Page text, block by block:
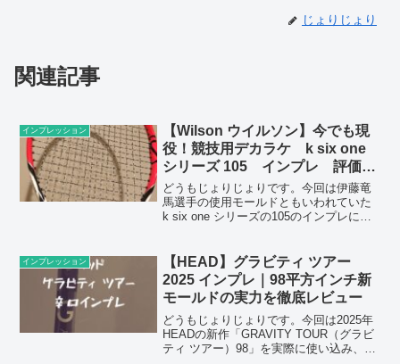
じょりじょり
関連記事
インプレッション
【Wilson ウイルソン】今でも現
役！競技用デカラケ k six one
シリーズ 105 インプレ 評価
レビュー 感想 名作
どうもじょりじょりです。今回は伊藤竜
馬選手の使用モールドともいわれていた
k six one シリーズの105のインプレにな
ルドですね。ポイント・このモールドか
BLXが...
インプレッション
【HEAD】グラビティ ツアー
2025 インプレ｜98平方インチ新
モールドの実力を徹底レビュー
どうもじょりじょりです。今回は2025年
HEADの新作「GRAVITY TOUR（グラビ
ティ ツアー）98」を実際に使い込み、そ